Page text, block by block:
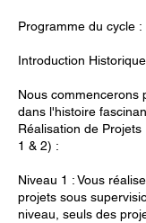
Programme du cycle :
Introduction
Nous commencerons
dans l'histoire
Réalisation de
1 & 2) :
Niveau 1 : Vous
projets sous
niveau, seuls des